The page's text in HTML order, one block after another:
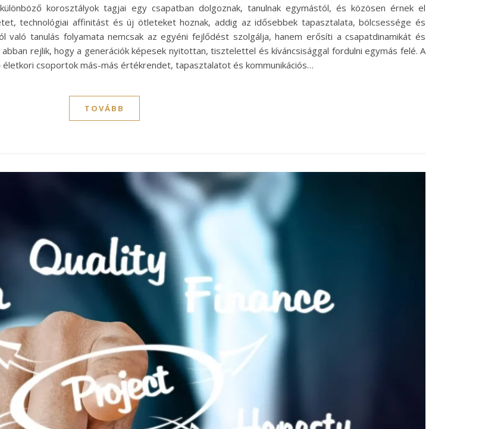
korosztályok tagjai egy csapatban dolgoznak, tanulnak egymástól, és közösen érnek el
technológiai affinitást és új ötleteket hoznak, addig az idősebbek tapasztalata, bölcsessége és
való tanulás folyamata nemcsak az egyéni fejlődést szolgálja, hanem erősíti a csapatdinamikát és
rejlik, hogy a generációk képesek nyitottan, tisztelettel és kíváncsisággal fordulni egymás felé. A
csoportok más-más értékrendet, tapasztalatot és kommunikációs…
TOVÁBB